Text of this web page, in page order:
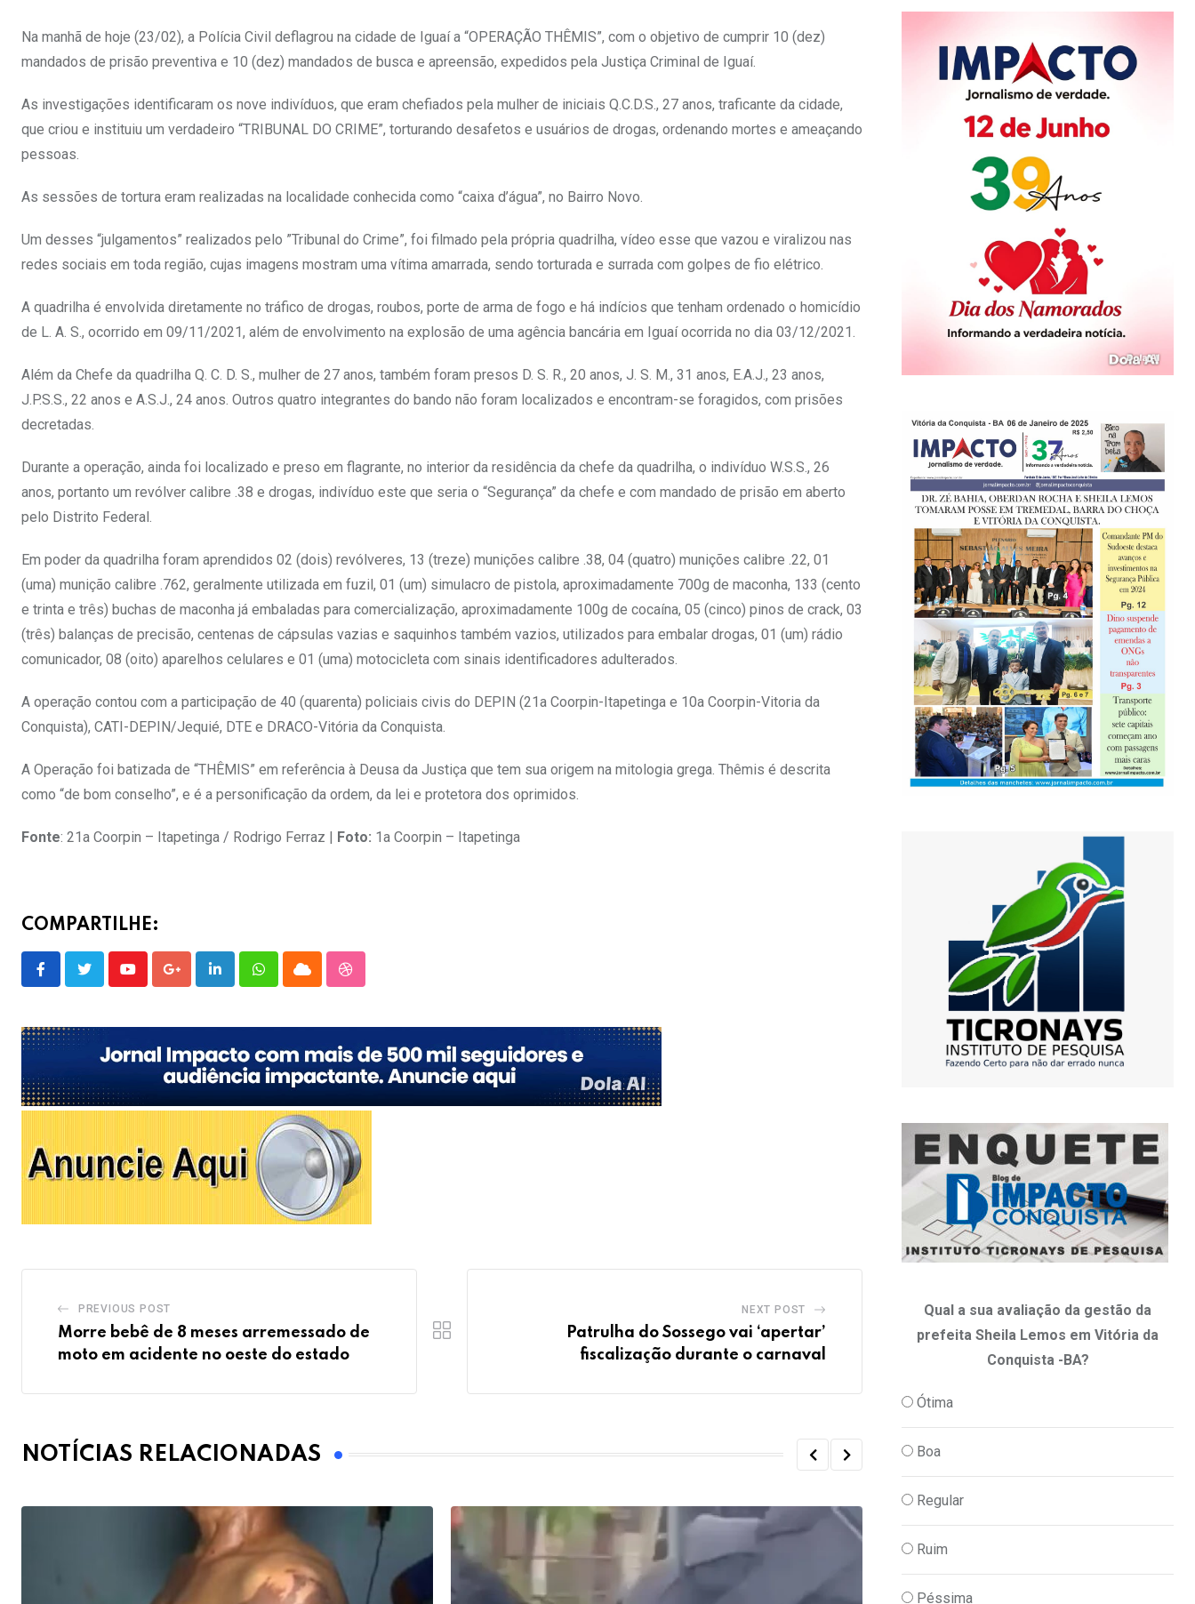
Na manhã de hoje (23/02), a Polícia Civil deflagrou na cidade de Iguaí a “OPERAÇÃO THÊMIS”, com o objetivo de cumprir 10 (dez)
mandados de prisão preventiva e 10 (dez) mandados de busca e apreensão, expedidos pela Justiça Criminal de Iguaí.
As investigações identificaram os nove indivíduos, que eram chefiados pela mulher de iniciais Q.C.D.S., 27 anos, traficante da cidade,
que criou e instituiu um verdadeiro “TRIBUNAL DO CRIME”, torturando desafetos e usuários de drogas, ordenando mortes e ameaçando
pessoas.
As sessões de tortura eram realizadas na localidade conhecida como “caixa d’água”, no Bairro Novo.
Um desses “julgamentos” realizados pelo ”Tribunal do Crime”, foi filmado pela própria quadrilha, vídeo esse que vazou e viralizou nas
redes sociais em toda região, cujas imagens mostram uma vítima amarrada, sendo torturada e surrada com golpes de fio elétrico.
A quadrilha é envolvida diretamente no tráfico de drogas, roubos, porte de arma de fogo e há indícios que tenham ordenado o homicídio
de L. A. S., ocorrido em 09/11/2021, além de envolvimento na explosão de uma agência bancária em Iguaí ocorrida no dia 03/12/2021.
Além da Chefe da quadrilha Q. C. D. S., mulher de 27 anos, também foram presos D. S. R., 20 anos, J. S. M., 31 anos, E.A.J., 23 anos,
J.P.S.S., 22 anos e A.S.J., 24 anos. Outros quatro integrantes do bando não foram localizados e encontram-se foragidos, com prisões
decretadas.
Durante a operação, ainda foi localizado e preso em flagrante, no interior da residência da chefe da quadrilha, o indivíduo W.S.S., 26
anos, portanto um revólver calibre .38 e drogas, indivíduo este que seria o “Segurança” da chefe e com mandado de prisão em aberto
pelo Distrito Federal.
Em poder da quadrilha foram aprendidos 02 (dois) revólveres, 13 (treze) munições calibre .38, 04 (quatro) munições calibre .22, 01
(uma) munição calibre .762, geralmente utilizada em fuzil, 01 (um) simulacro de pistola, aproximadamente 700g de maconha, 133 (cento
e trinta e três) buchas de maconha já embaladas para comercialização, aproximadamente 100g de cocaína, 05 (cinco) pinos de crack, 03
(três) balanças de precisão, centenas de cápsulas vazias e saquinhos também vazios, utilizados para embalar drogas, 01 (um) rádio
comunicador, 08 (oito) aparelhos celulares e 01 (uma) motocicleta com sinais identificadores adulterados.
A operação contou com a participação de 40 (quarenta) policiais civis do DEPIN (21a Coorpin-Itapetinga e 10a Coorpin-Vitoria da
Conquista), CATI-DEPIN/Jequié, DTE e DRACO-Vitória da Conquista.
A Operação foi batizada de “THÊMIS” em referência à Deusa da Justiça que tem sua origem na mitologia grega. Thêmis é descrita
como “de bom conselho”, e é a personificação da ordem, da lei e protetora dos oprimidos.
Fonte: 21a Coorpin – Itapetinga / Rodrigo Ferraz | Foto: 1a Coorpin – Itapetinga
COMPARTILHE:
YoutubeGoogle+LinkedInWhatsappCloud StumbleUpon
PREVIOUS POST
Morre bebê de 8 meses arremessado de
moto em acidente no oeste do estado
NEXT POST
Patrulha do Sossego vai ‘apertar’
fiscalização durante o carnaval
NOTÍCIAS RELACIONADAS
Qual a sua avaliação da gestão da
prefeita Sheila Lemos em Vitória da
Conquista -BA?
Ótima
Boa
Regular
Ruim
Péssima